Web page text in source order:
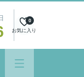
お気に入り
0